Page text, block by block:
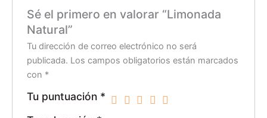
Sé el primero en valorar “Limonada
Natural”
Tu dirección de correo electrónico no será
publicada. Los campos obligatorios están marcados
con *
Tu puntuación *